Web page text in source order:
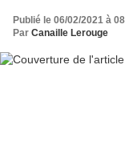
Publié le 06/02/2021 à
Par Canaille Lerouge